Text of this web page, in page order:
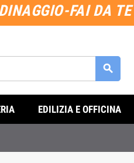
FAI DA TE

EDILIZIA E OFFICINA